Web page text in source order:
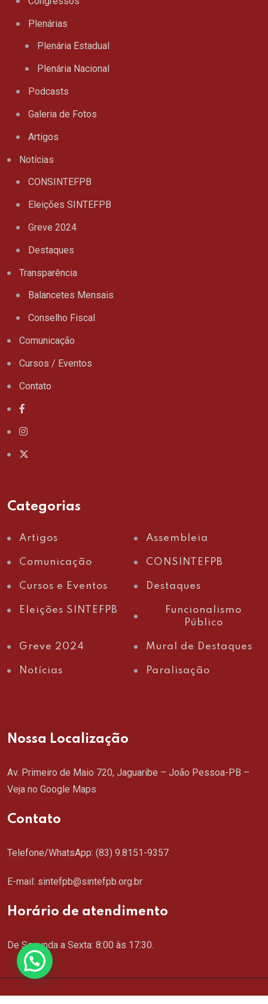
Plenárias
Plenária Estadual
Plenária Nacional
Podcasts
Galeria de Fotos
Artigos
Notícias
CONSINTEFPB
Eleições SINTEFPB
Greve 2024
Destaques
Transparência
Balancetes Mensais
Conselho Fiscal
Comunicação
Cursos / Eventos
Contato
Categorias
Artigos Assembleia
Comunicação CONSINTEFPB
Cursos e Eventos Destaques
Eleições SINTEFPB
Funcionalismo
Público
Greve 2024 Mural de Destaques
Notícias Paralisação
Nossa Localização
Av. Primeiro de Maio 720, Jaguaribe – João Pessoa-PB –
Veja no Google Maps
Contato
Telefone/WhatsApp: (83) 9.8151-9357
E-mail: sintefpb@sintefpb.org.br
Horário de atendimento
De Segunda a Sexta: 8:00 às 17:30.